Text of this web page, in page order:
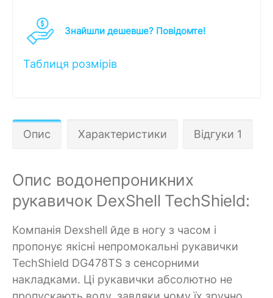
Знайшли дешевше? Повідомте!
Таблиця розмірів
Опис Характеристики Відгуки 1
Опис водонепроникних
рукавичок DexShell TechShield:
Компанія Dexshell йде в ногу з часом і
пропонує якісні непромокальні рукавички
TechShield DG478TS з сенсорними
накладками. Ці рукавички абсолютно не